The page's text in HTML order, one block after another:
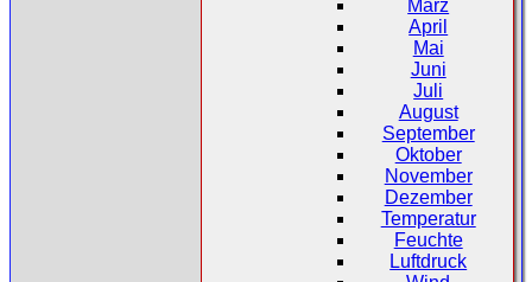
März
April
Mai
Juni
Juli
August
September
Oktober
November
Dezember
Temperatur
Feuchte
Luftdruck